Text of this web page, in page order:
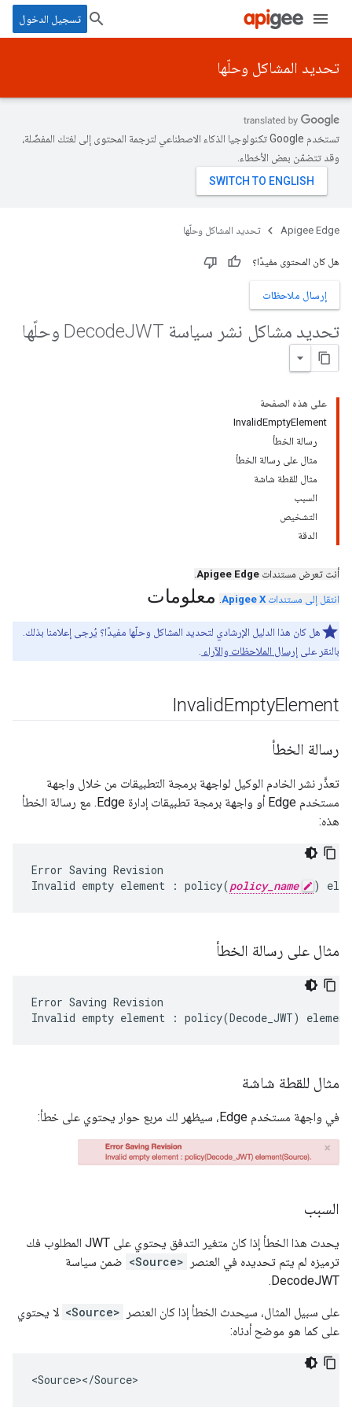
تسجيل الدخول
تحديد المشاكل وحلّها
تستخدم Google تكنولوجيا الذكاء الاصطناعي لترجمة المحتوى إلى لغتك المفضّلة،
وقد تتضمّن بعض الأخطاء.
Apigee Edge تحديد المشاكل وحلّها
هل كان المحتوى مفيدًا؟
إرسال ملاحظات
تحديد مشاكل نشر سياسة Decode JWT وحلّها
على هذه الصفحة
InvalidEmptyElement
رسالة الخطأ
مثال على رسالة الخطأ
مثال للقطة شاشة
السبب
التشخيص
الدقة
أنت تعرض مستندات Apigee Edge
.
انتقل إلى مستندات Apigee X
. معلومات
هل كان هذا الدليل الإرشادي لتحديد المشاكل وحلّها مفيدًا؟ يُرجى إعلامنا بذلك.
بالنقر على إرسال الملاحظات والآراء
InvalidEmptyElement
رسالة الخطأ
تعذَّر نشر الخادم الوكيل لواجهة برمجة التطبيقات من خلال واجهة
مستخدم Edge أو واجهة برمجة تطبيقات إدارة Edge. مع رسالة الخطأ
هذه:
Error Saving Revision
Invalid empty element : policy(policy_name )
مثال على رسالة الخطأ
Error Saving Revision
مثال للقطة شاشة
في واجهة مستخدم Edge، سيظهر لك مربع حوار يحتوي على خطأ:
السبب
يحدث هذا الخطأ إذا كان متغير التدفق يحتوي على JWT المطلوب فك
ترميزه لم يتم تحديده في العنصر
<Source> ضمن سياسة
DecodeJWT.
على سبيل المثال، سيحدث الخطأ إذا كان العنصر <Source> لا يحتوي
على كما هو موضح أدناه: